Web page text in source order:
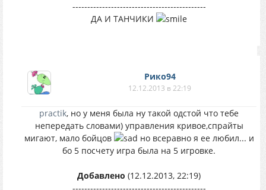
---------------------------------------------
ДА И ТАНЧИКИ
Рико94
12.12.2013 в 22:19
practik, но у меня была ну такой одстой что тебе
непередать словами) управления кривое,спрайты
мигают, мало бойцов
но всеравно я ее любил... и
бо 5 посчету игра была на 5 игровке.
Добавлено (12.12.2013, 22:19)